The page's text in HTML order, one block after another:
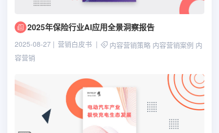
2025年保险行业AI应用全景洞察报告
2025-08-27 营销白皮书 内容营销策略 内容营销案例 内
容营销